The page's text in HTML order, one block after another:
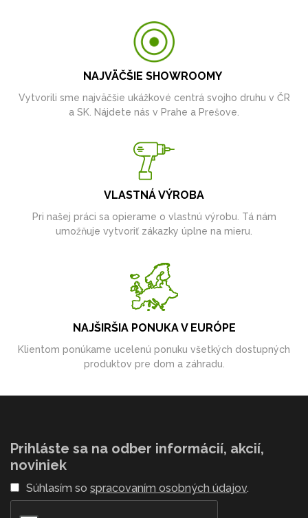
NAJVÄČŠIE SHOWROOMY
Vytvorili sme najväčšie ukážkové centrá svojho druhu v ČR
a SK. Nájdete nás v Prahe a Prešove.
VLASTNÁ VÝROBA
Pri našej práci sa opierame o vlastnú výrobu. Tá nám
umožňuje vytvoriť zákazky úplne na mieru.
NAJŠIRŠIA PONUKA V EURÓPE
Klientom ponúkame ucelenú ponuku všetkých dostupných
produktov pre dom a záhradu.
Prihláste sa na odber informácií, akcií,
noviniek
Súhlasím so spracovaním osobných údajov.